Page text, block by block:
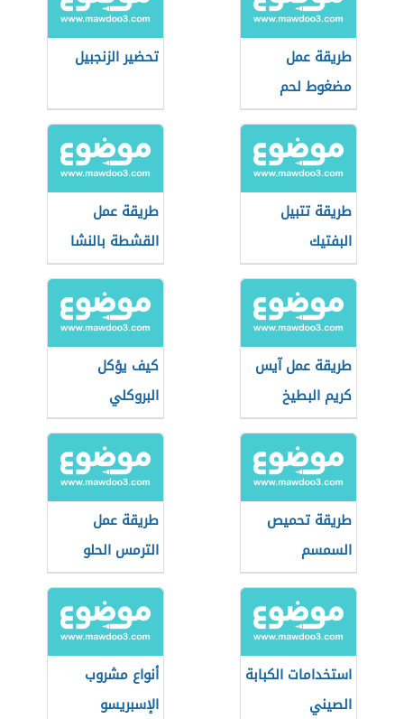
طريقة عمل
مضغوط لحم
تحضير الزنجبيل
طريقة تتبيل
البفتيك
طريقة عمل
القشطة بالنشا
طريقة عمل آيس
كريم البطيخ
كيف يؤكل
البروكلي
طريقة تحميص
السمسم
طريقة عمل
الترمس الحلو
استخدامات الكبابة
الصيني
أنواع مشروب
الإسبريسو